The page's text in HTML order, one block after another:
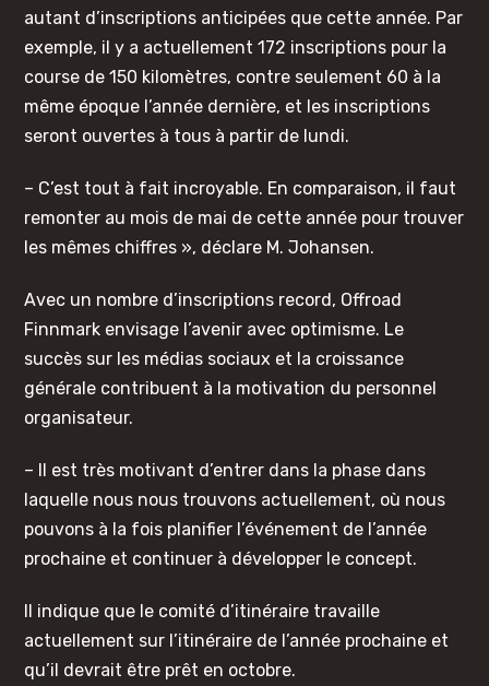
autant d’inscriptions anticipées que cette année. Par
exemple, il y a actuellement 172 inscriptions pour la
course de 150 kilomètres, contre seulement 60 à la
même époque l’année dernière, et les inscriptions
seront ouvertes à tous à partir de lundi.
– C’est tout à fait incroyable. En comparaison, il faut
remonter au mois de mai de cette année pour trouver
les mêmes chiffres », déclare M. Johansen.
Avec un nombre d’inscriptions record, Offroad
Finnmark envisage l’avenir avec optimisme. Le
succès sur les médias sociaux et la croissance
générale contribuent à la motivation du personnel
organisateur.
– Il est très motivant d’entrer dans la phase dans
laquelle nous nous trouvons actuellement, où nous
pouvons à la fois planifier l’événement de l’année
prochaine et continuer à développer le concept.
Il indique que le comité d’itinéraire travaille
actuellement sur l’itinéraire de l’année prochaine et
qu’il devrait être prêt en octobre.